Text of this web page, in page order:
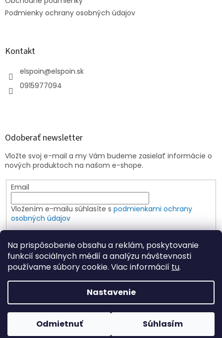
Na prispôsobenie obsahu a reklám, poskytovanie
funkcií sociálnych médií a analýzu návštevnosti
používame súbory cookie. Viac informácií tu.
Nastavenie
Odmietnuť Súhlasím
Podmienky ochrany osobných údajov
Kontakt
elspoin@elspoin.sk
0915977094
Odoberať newsletter
Vložte svoj e-mail a my Vám budeme zasielať informácie o
nových produktoch na našom e-shope.
Email
Vložením e-mailu súhlasíte s podmienkami ochrany
osobných údajov
PRIHLÁSIŤ SA
Copyright 2026Elspoin. Všetky práva vyhradené.Upraviť
nastavenie cookies